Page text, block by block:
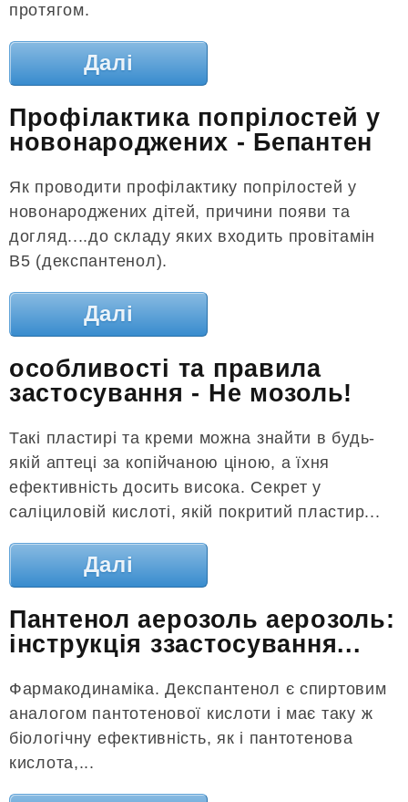
протягом.
Далі
Профілактика попрілостей у
новонароджених - Бепантен
Як проводити профілактику попрілостей у
новонароджених дітей, причини появи та
догляд....до складу яких входить провітамін
В5 (декспантенол).
Далі
особливості та правила
застосування - Не мозоль!
Такі пластирі та креми можна знайти в будь-
якій аптеці за копійчаною ціною, а їхня
ефективність досить висока. Секрет у
саліциловій кислоті, якій покритий пластир...
Далі
Пантенол аерозоль аерозоль:
інструкція ззастосування...
Фармакодинаміка. Декспантенол є спиртовим
аналогом пантотенової кислоти і має таку ж
біологічну ефективність, як і пантотенова
кислота,...